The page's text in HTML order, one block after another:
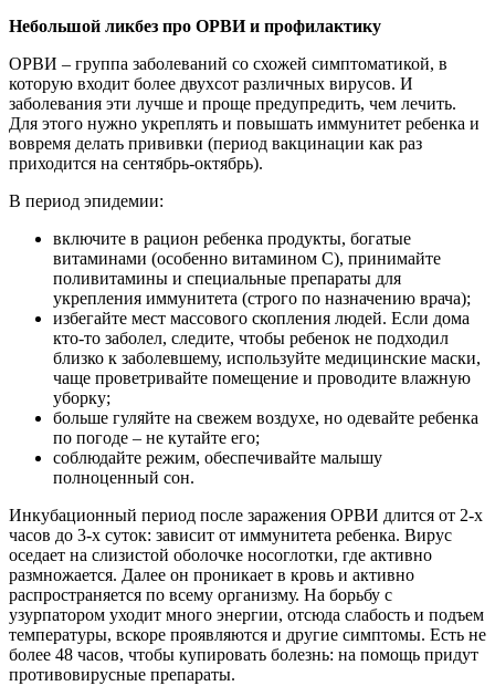
Небольшой ликбез про ОРВИ и профилактику
ОРВИ – группа заболеваний со схожей симптоматикой, в
которую входит более двухсот различных вирусов. И
заболевания эти лучше и проще предупредить, чем лечить.
Для этого нужно укреплять и повышать иммунитет ребенка и
вовремя делать прививки (период вакцинации как раз
приходится на сентябрь-октябрь).
В период эпидемии:
включите в рацион ребенка продукты, богатые
витаминами (особенно витамином C), принимайте
поливитамины и специальные препараты для
укрепления иммунитета (строго по назначению врача);
избегайте мест массового скопления людей. Если дома
кто-то заболел, следите, чтобы ребенок не подходил
близко к заболевшему, используйте медицинские маски,
чаще проветривайте помещение и проводите влажную
уборку;
больше гуляйте на свежем воздухе, но одевайте ребенка
по погоде – не кутайте его;
соблюдайте режим, обеспечивайте малышу
полноценный сон.
Инкубационный период после заражения ОРВИ длится от 2-х
часов до 3-х суток: зависит от иммунитета ребенка. Вирус
оседает на слизистой оболочке носоглотки, где активно
размножается. Далее он проникает в кровь и активно
распространяется по всему организму. На борьбу с
узурпатором уходит много энергии, отсюда слабость и подъем
температуры, вскоре проявляются и другие симптомы. Есть не
более 48 часов, чтобы купировать болезнь: на помощь придут
противовирусные препараты.